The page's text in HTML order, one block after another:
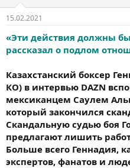
15.02.2021
«Эти действия должны
рассказал о подлом
Казахстанский боксер
КО) в интервью DAZN
мексиканцем Саулем
который закончился
Скандальную судью боя
предлагают лишить
Больше всего Геннадия,
экспертов, фанатов и